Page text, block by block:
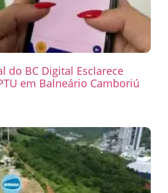
do BC Digital Esclarece
em Balneário Camboriú